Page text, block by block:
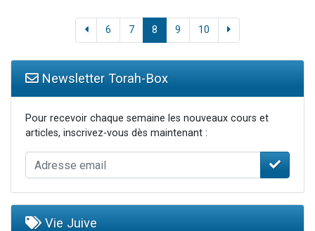
6 7 8 9 10
Newsletter Torah-Box
Pour recevoir chaque semaine les nouveaux cours et
articles, inscrivez-vous dès maintenant :
Vie Juive